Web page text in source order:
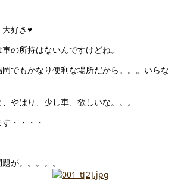
大好き♥
の所持はないんですけどね。
でもかなり便利な場所だから。。。いらな
やはり、少し車、欲しいな。。。
・・・・
が。。。。。